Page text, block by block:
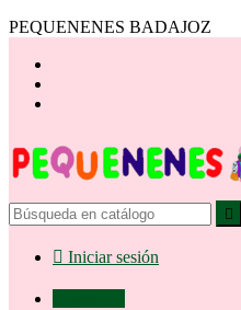
PEQUENENES BADAJOZ

 Iniciar sesión